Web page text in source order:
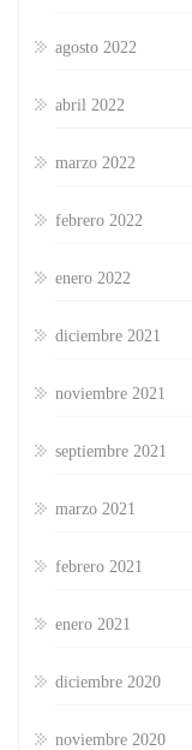
agosto 2022
abril 2022
marzo 2022
febrero 2022
enero 2022
diciembre 2021
noviembre 2021
septiembre 2021
marzo 2021
febrero 2021
enero 2021
diciembre 2020
noviembre 2020